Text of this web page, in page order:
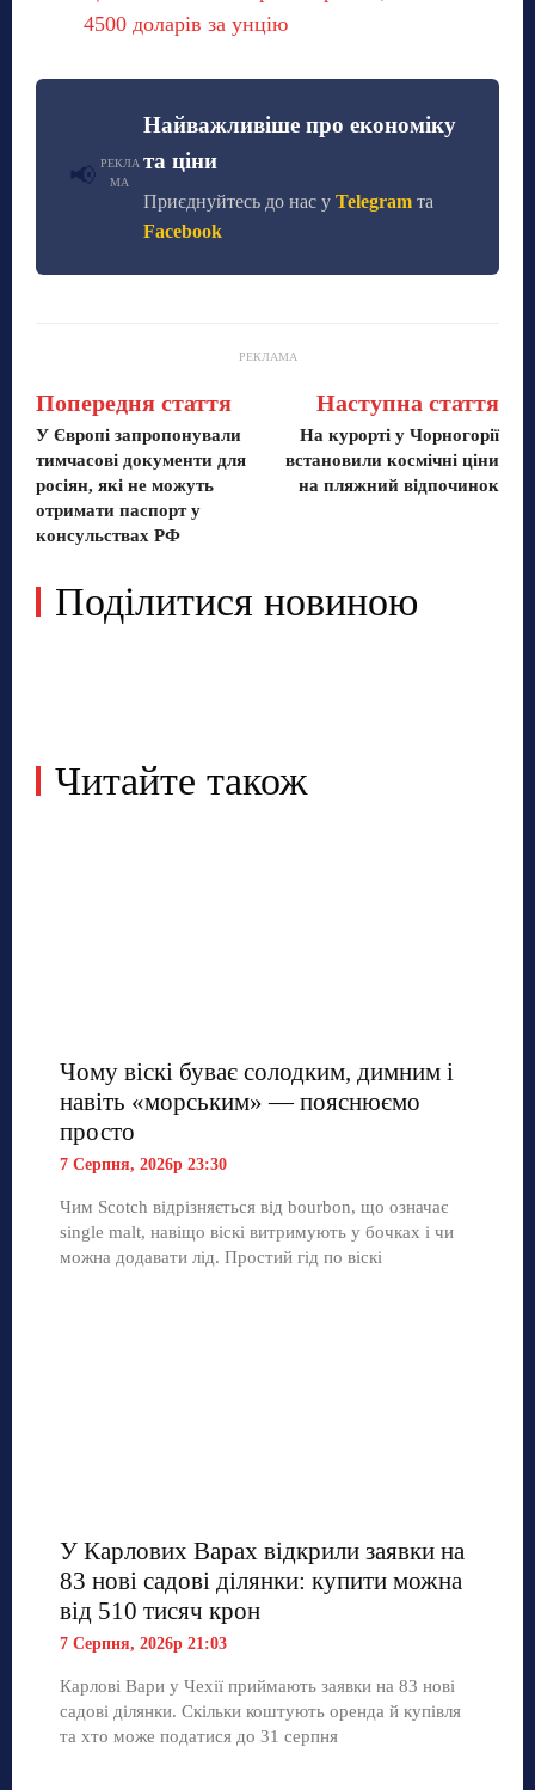
4500 доларів за унцію
📢 РЕКЛА
МА
Найважливіше про економіку
та ціни
Приєднуйтесь до нас уTelegram та
Facebook
РЕКЛАМА
Попередня стаття
У Європі запропонували
тимчасові документи для
росіян, які не можуть
отримати паспорт у
консульствах РФ
Наступна стаття
На курорті у Чорногорії
встановили космічні ціни
на пляжний відпочинок
Поділитися новиною
Читайте також
Чому віскі буває солодким, димним і
навіть «морським» — пояснюємо
просто
7 Серпня, 2026р 23:30
Чим Scotch відрізняється від bourbon, що означає
single malt, навіщо віскі витримують у бочках і чи
можна додавати лід. Простий гід по віскі
У Карлових Варах відкрили заявки на
83 нові садові ділянки: купити можна
від 510 тисяч крон
7 Серпня, 2026р 21:03
Карлові Вари у Чехії приймають заявки на 83 нові
садові ділянки. Скільки коштують оренда й купівля
та хто може податися до 31 серпня